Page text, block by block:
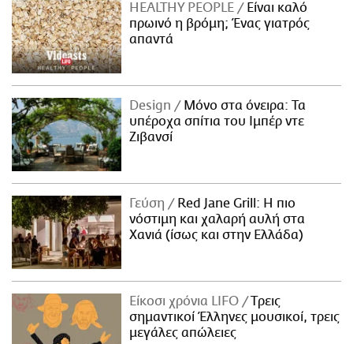
HEALTHY PEOPLE
Είναι καλό
πρωινό η βρόμη; Ένας γιατρός
απαντά
Design
Μόνο στα όνειρα: Τα
υπέροχα σπίτια του Ιμπέρ ντε
Ζιβανσί
Γεύση
Red Jane Grill: Η πιο
νόστιμη και χαλαρή αυλή στα
Χανιά (ίσως και στην Ελλάδα)
Είκοσι χρόνια LIFO
Tρεις
σημαντικοί Έλληνες μουσικοί, τρεις
μεγάλες απώλειες